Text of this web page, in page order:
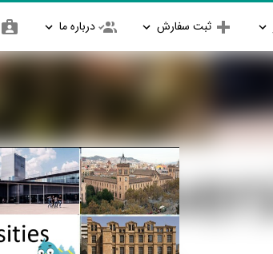
ثبت سفارش درباره ما